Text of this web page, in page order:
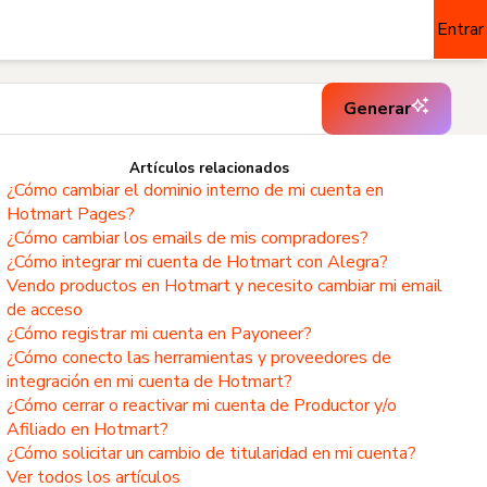
Entrar
Generar
Artículos relacionados
¿Cómo cambiar el dominio interno de mi cuenta en
Hotmart Pages?
¿Cómo cambiar los emails de mis compradores?
¿Cómo integrar mi cuenta de Hotmart con Alegra?
Vendo productos en Hotmart y necesito cambiar mi email
de acceso
¿Cómo registrar mi cuenta en Payoneer?
¿Cómo conecto las herramientas y proveedores de
integración en mi cuenta de Hotmart?
¿Cómo cerrar o reactivar mi cuenta de Productor y/o
Afiliado en Hotmart?
¿Cómo solicitar un cambio de titularidad en mi cuenta?
Ver todos los artículos